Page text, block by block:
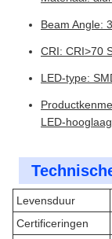
Beam Angle:
CRI: CRI>70
LED-type:
LED-
Levensduur
Certificeringen